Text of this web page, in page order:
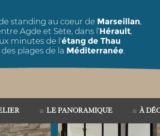
standing au coeur de Marseillan,
Agde et Sète, dans l’Hérault,
minutes de l'étang de Thau
plages de la Méditerranée
LE PANORAMIQUE À